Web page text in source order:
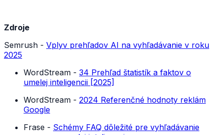
Zdroje
Semrush - Vplyv prehľadov AI na vyhľadávanie v roku
2025
WordStream - 34 Prehľad štatistík a faktov o
umelej inteligencii [2025]
WordStream - 2024 Referenčné hodnoty reklám
Google
Frase - Schémy FAQ dôležité pre vyhľadávanie